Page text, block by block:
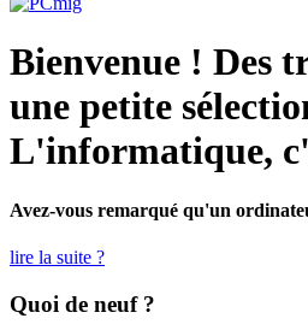
Bienvenue ! Des
une petite
L'informatique,
Avez-vous remarqué qu'un
lire la suite ?
Quoi de neuf ?